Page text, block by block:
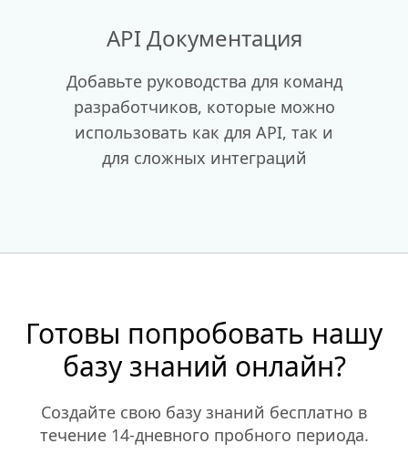
API Документация
Добавьте руководства для команд
разработчиков, которые можно
использовать как для API, так и
для сложных интеграций
Готовы попробовать нашу
базу знаний онлайн?
Создайте свою базу знаний бесплатно в
течение 14-дневного пробного периода.